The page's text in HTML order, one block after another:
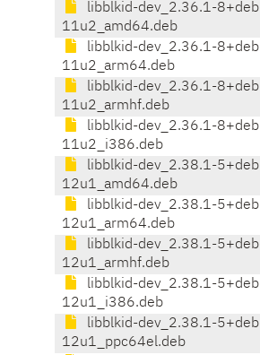
libblkid-dev_2.36.1-8+deb
11u2_amd64.deb
libblkid-dev_2.36.1-8+deb
11u2_arm64.deb
libblkid-dev_2.36.1-8+deb
11u2_armhf.deb
libblkid-dev_2.36.1-8+deb
11u2_i386.deb
libblkid-dev_2.38.1-5+deb
12u1_amd64.deb
libblkid-dev_2.38.1-5+deb
12u1_arm64.deb
libblkid-dev_2.38.1-5+deb
12u1_armhf.deb
libblkid-dev_2.38.1-5+deb
12u1_i386.deb
libblkid-dev_2.38.1-5+deb
12u1_ppc64el.deb